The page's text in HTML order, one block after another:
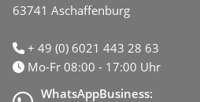
63741 Aschaffenburg
+ 49 (0) 6021 443 28 63
Mo-Fr 08:00 - 17:00 Uhr
WhatsAppBusiness: